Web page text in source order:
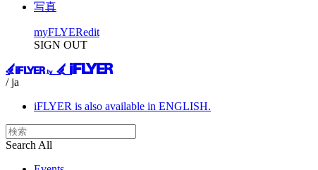
写真
myFLYERedit
SIGN OUT
/ ja
iFLYER is also available in ENGLISH.
Search All